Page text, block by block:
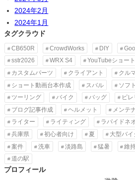
2024年2月
2024年1月
タグクラウド
CB650R CrowdWorks DIY
sstr2026
WRX S4 YouTubeショート
カスタムパーツ
クライアント クル
ショート動画台本作成
スバル ソフ
ツーリング
バイク バッグ ピレ
ブログ記事作成
ヘルメット メンテ
ライター
ライティング ラパイドネ
兵庫県
初心者向け 夏 大型バイ
案件
洗車 淡路島 猛暑 維
道の駅
プロフィール